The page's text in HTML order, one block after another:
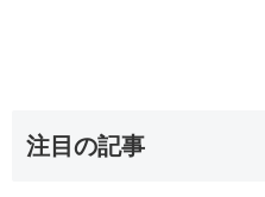
注目の記事